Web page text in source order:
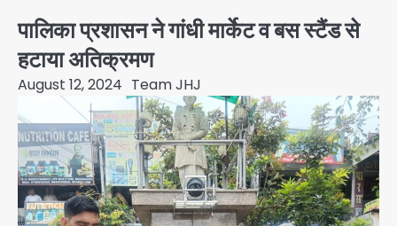
पालिका प्रशासन ने गांधी मार्केट व बस स्टैंड से
हटाया अतिक्रमण
August 12, 2024 Team JHJ